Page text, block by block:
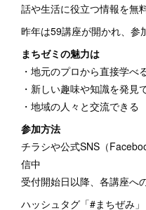
話や生活に役立つ情報を無
昨年は59講座が開かれ、参
まちゼミの魅力は
・地元のプロから直接学
・新しい趣味や知識を発
・地域の人々と交流できる
参加方法
チラシや公式SNS（
信中
受付開始日以降、各講座へ
ハッシュタグ「#まちぜみ